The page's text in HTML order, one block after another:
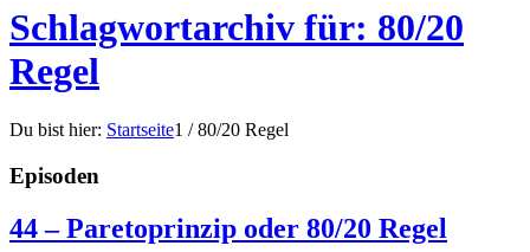
Schlagwortarchiv für: 80/20
Regel
Du bist hier: Startseite1 / 80/20 Regel
Episoden
44 – Paretoprinzip oder 80/20 Regel